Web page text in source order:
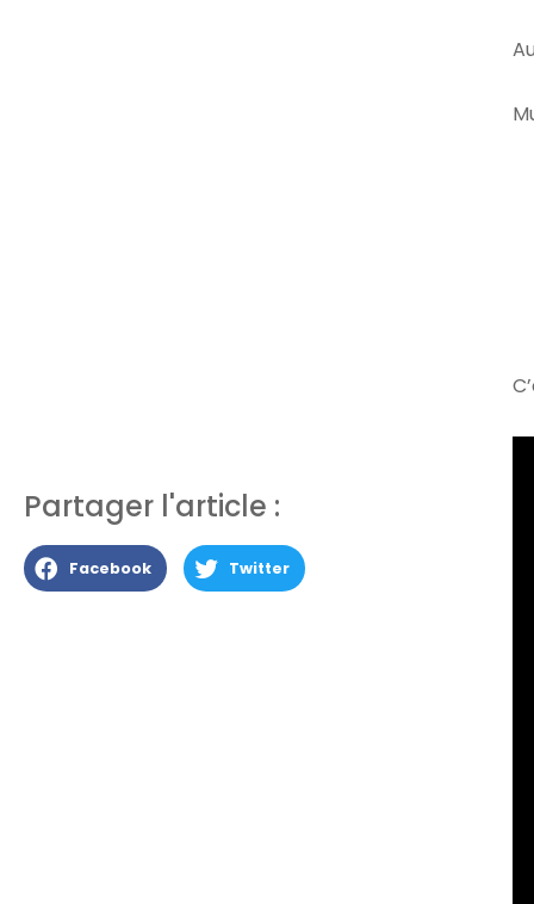
Partager l'article :
Facebook Twitter